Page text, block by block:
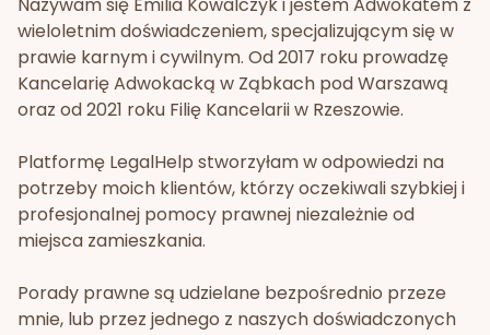
wieloletnim doświadczeniem, specjalizującym się w
prawie karnym i cywilnym. Od 2017 roku prowadzę
Kancelarię Adwokacką w Ząbkach pod Warszawą
oraz od 2021 roku Filię Kancelarii w Rzeszowie.
Platformę LegalHelp stworzyłam w odpowiedzi na
potrzeby moich klientów, którzy oczekiwali szybkiej i
profesjonalnej pomocy prawnej niezależnie od
miejsca zamieszkania.
Porady prawne są udzielane bezpośrednio przeze
mnie, lub przez jednego z naszych doświadczonych